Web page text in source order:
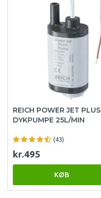
REICH POWER JET PLUS
DYKPUMPE 25L/MIN
(43)
kr.495
KØB